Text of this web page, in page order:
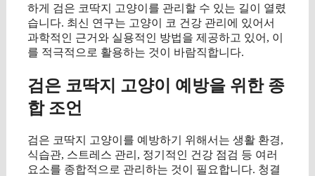
하게 검은 코딱지 고양이를 관리할 수 있는 길이 열렸
습니다. 최신 연구는 고양이 코 건강 관리에 있어서
과학적인 근거와 실용적인 방법을 제공하고 있어, 이
를 적극적으로 활용하는 것이 바람직합니다.
검은 코딱지 고양이 예방을 위한 종
합 조언
검은 코딱지 고양이를 예방하기 위해서는 생활 환경,
식습관, 스트레스 관리, 정기적인 건강 점검 등 여러
요소를 종합적으로 관리하는 것이 필요합니다. 청결